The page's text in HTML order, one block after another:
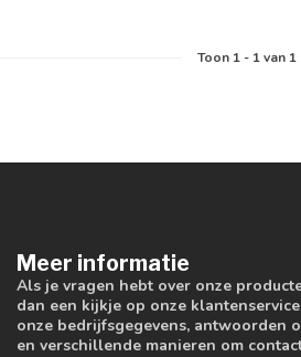
Toon 1- 1van 1
Meer informatie
Als je vragen hebt over onze
dan een kijkje op onze
onze bedrijfsgegevens, antwoorden
en verschillende manieren om